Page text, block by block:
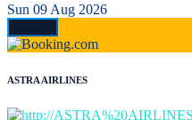
Sun 09 Aug 2026
ASTRA AIRLINES